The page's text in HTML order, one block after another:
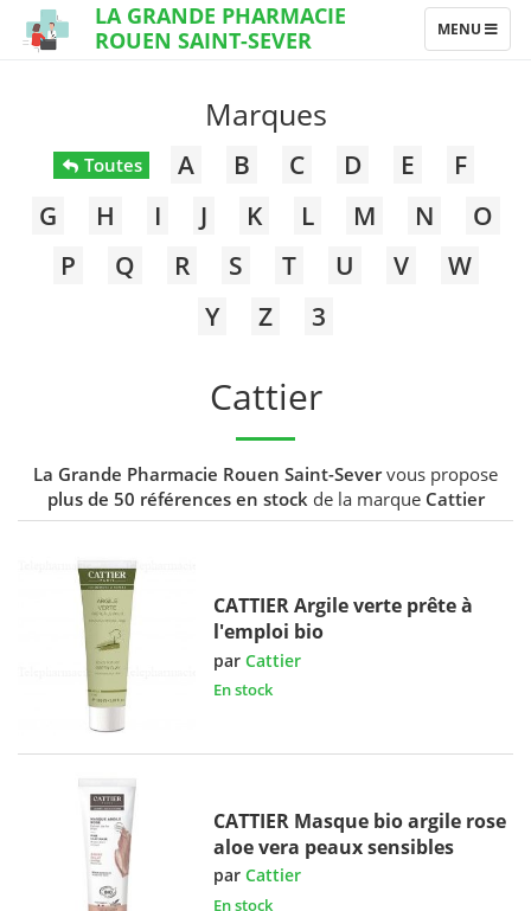
LA GRANDE PHARMACIE
ROUEN SAINT-SEVER
TOGGLE
NAVIGATION
MENU
Marques
Toutes A B C D E
F
G
H I J K L M N
O
P
Q R S T U V
W
Y
Z 3
Cattier
La Grande Pharmacie Rouen Saint-Severvous propose
plus de 50 références en stock de la marque Cattier
CATTIER Argile verte prête à
l'emploi bio
parCattier
En stock
CATTIER Masque bio argile rose
aloe vera peaux sensibles
parCattier
En stock